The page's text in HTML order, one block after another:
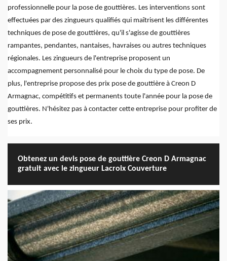
professionnelle pour la pose de gouttières. Les interventions sont
effectuées par des zingueurs qualifiés qui maîtrisent les différentes
techniques de pose de gouttières, qu'il s'agisse de gouttières
rampantes, pendantes, nantaises, havraises ou autres techniques
régionales. Les zingueurs de l'entreprise proposent un
accompagnement personnalisé pour le choix du type de pose. De
plus, l'entreprise propose des prix pose de gouttière à Creon D
Armagnac, compétitifs et permanents toute l'année pour la pose de
gouttières. N'hésitez pas à contacter cette entreprise pour profiter de
ses prix.
Obtenez un devis pose de gouttière Creon D Armagnac
gratuit avec le zingueur Lacroix Couverture